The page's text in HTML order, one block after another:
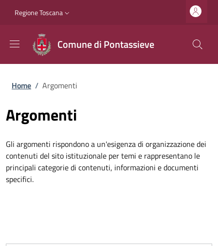
Slim top
Regione Toscana
Comune di Pontassieve
Briciole di pane
Home / Argomenti
Argomenti
Gli argomenti rispondono a un'esigenza di organizzazione dei
contenuti del sito istituzionale per temi e rappresentano le
principali categorie di contenuti, informazioni e documenti
specifici.